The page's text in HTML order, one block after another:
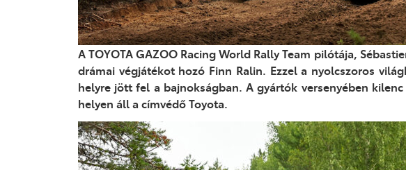
A TOYOTA GAZOO Racing World Rally Team pilótája,
drámai végjátékot hozó Finn Ralin. Ezzel a nyolcszoros
helyre jött fel a bajnokságban.A gyártók versenyében kilenc
helyen áll a címvédő Toyota.